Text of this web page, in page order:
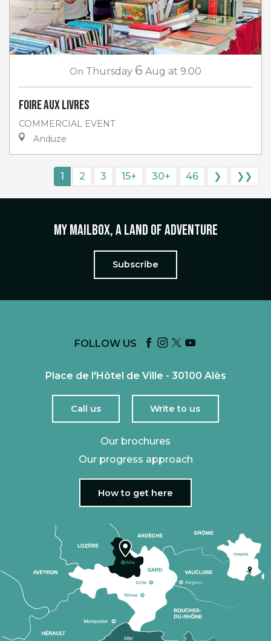
On Thursday 6 Aug at 9:00
Foire aux livres
COMMERCIAL EVENT
Anduze
1 2 3 15+ 30+ 46 ❯ ❯❯
My mailbox, a land of adventure
Subscribe
FOLLOW US
Place de l'Hôtel de Ville - 30100 Alès
Call us Write to us
Our brochures
Our progress approach
How to get here